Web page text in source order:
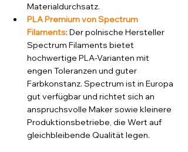
Materialdurchsatz.
PLA Premium von Spectrum
Filaments: Der polnische Hersteller
Spectrum Filaments bietet
hochwertige PLA-Varianten mit
engen Toleranzen und guter
Farbkonstanz. Spectrum ist in Europa
gut verfügbar und richtet sich an
anspruchsvolle Maker sowie kleinere
Produktionsbetriebe, die Wert auf
gleichbleibende Qualität legen.